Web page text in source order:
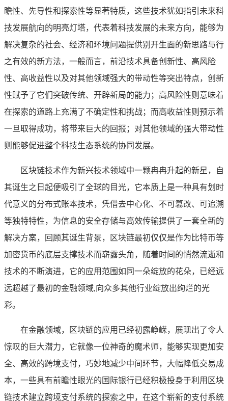
瞻性、先导性和探索性等显著特质，这些技术犹如指引未来科
技发展航向的明亮灯塔，代表着科技发展的未来方向，能够为
解决复杂的社会、经济和环境问题提供别开生面的新思路与行
之有效的新方法，一般而言，前沿技术具备创新性、高风险
性、高收益性以及对其他领域强大的带动性等突出特点，创新
性赋予了它们突破传统、开辟新局的能力；高风险性则意味着
在探索的道路上充满了不确定性和挑战；而高收益性则预示着
一旦取得成功，将带来巨大的回报；对其他领域的强大带动性
则能够促进整个科技生态系统的协同发展。
区块链技术作为新兴技术领域中一颗冉冉升起的新星，自
其诞生之日起便吸引了全球的目光，它本质上是一种具有划时
代意义的分布式账本技术，凭借去中心化、不可篡改、可追溯
等独特特性，为信息的安全存储与高效传输提供了一套全新的
解决方案，回顾其诞生背景，区块链最初仅仅是作为比特币等
加密货币的底层支撑技术而崭露头角，随着时间的悄然流逝和
技术的不断演进，它的应用范围如同一朵绽放的花朵，已经远
远超越了最初的金融领域,向众多其他行业绽放出绚烂的光
彩。
在金融领域，区块链的应用已经初露峥嵘，展现出了令人
惊叹的巨大潜力，它就像一位神奇的魔术师，能够实现更加安
全、高效的跨境支付，巧妙地减少中间环节，大幅降低交易成
本，一些具有前瞻性眼光的国际银行已经积极投身于利用区块
链技术建立跨境支付系统的探索之中，在这个崭新的支付系统